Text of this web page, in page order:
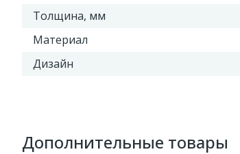
Толщина, мм
Материал
Дизайн
Дополнительные товары